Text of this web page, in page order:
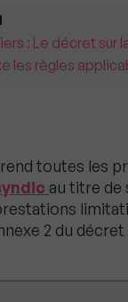
: Le décret sur
les règles
toutes les
au titre de
2 du décret